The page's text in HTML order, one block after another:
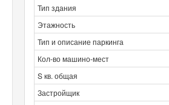
Тип здания
Этажность
Тип и описание паркинга
Кол-во машино-мест
S кв. общая
Застройщик